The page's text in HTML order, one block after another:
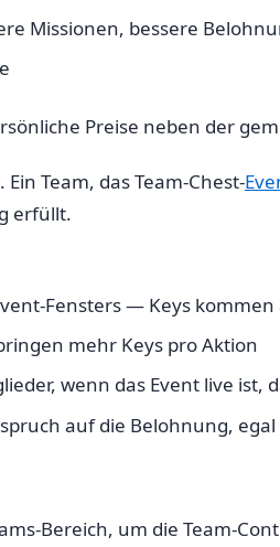
Missionen, bessere
Preise neben der
Team, das Team-Chest-
erfüllt.
Fensters — Keys kommen
mehr Keys pro Aktion
wenn das Event live ist,
auf die Belohnung,
Bereich, um die Team-